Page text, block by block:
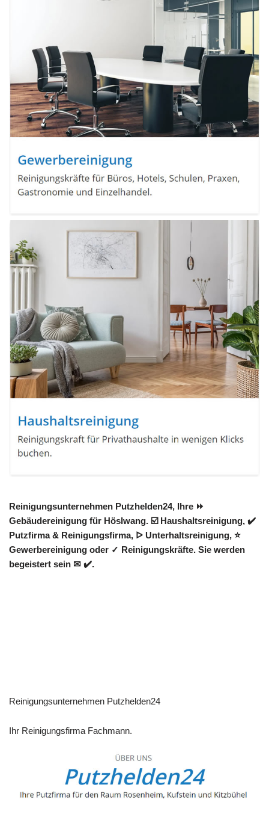
Reinigungsunternehmen Putzhelden24, Ihre ⏩
Gebäudereinigung für Höslwang. ☑️ Haushaltsreinigung, ✔️
Putzfirma & Reinigungsfirma, ᐅ Unterhaltsreinigung, ⭐
Gewerbereinigung oder ✓ Reinigungskräfte. Sie werden
begeistert sein ✉ ✔️.
Reinigungsunternehmen Putzhelden24
Ihr Reinigungsfirma Fachmann.